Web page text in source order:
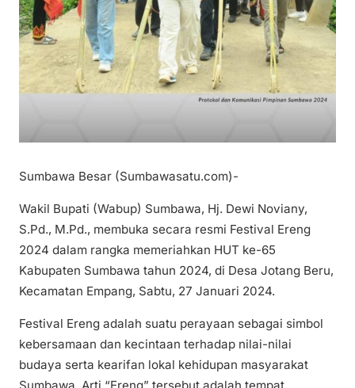
Sumbawa Besar (Sumbawasatu.com)-
Wakil Bupati (Wabup) Sumbawa, Hj. Dewi Noviany,
S.Pd., M.Pd., membuka secara resmi Festival Ereng
2024 dalam rangka memeriahkan HUT ke-65
Kabupaten Sumbawa tahun 2024, di Desa Jotang Beru,
Kecamatan Empang, Sabtu, 27 Januari 2024.
Festival Ereng adalah suatu perayaan sebagai simbol
kebersamaan dan kecintaan terhadap nilai-nilai
budaya serta kearifan lokal kehidupan masyarakat